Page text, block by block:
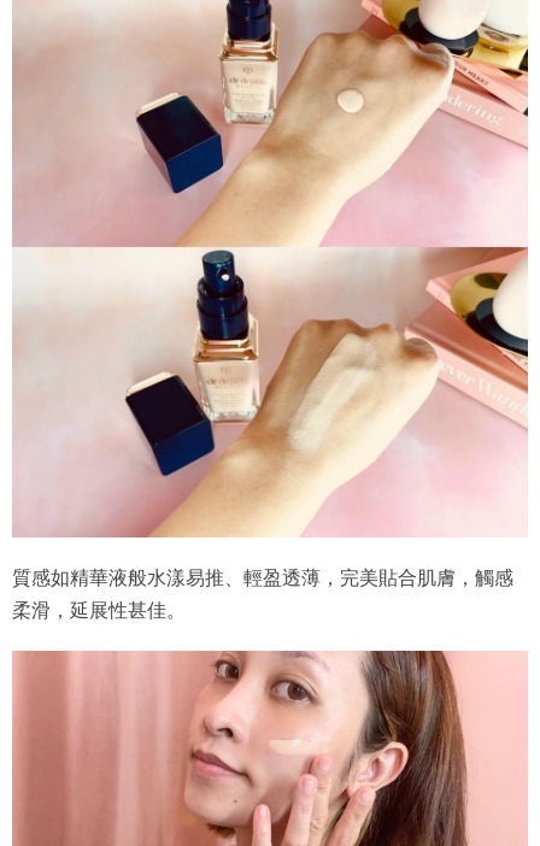
質感如精華液般水漾易推、輕盈透薄，完美貼合肌膚，觸感
柔滑，延展性甚佳。